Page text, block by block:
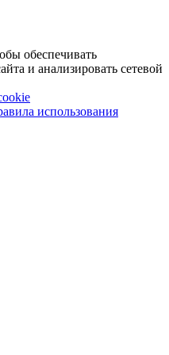
обеспечивать
и анализировать сетевой
использования